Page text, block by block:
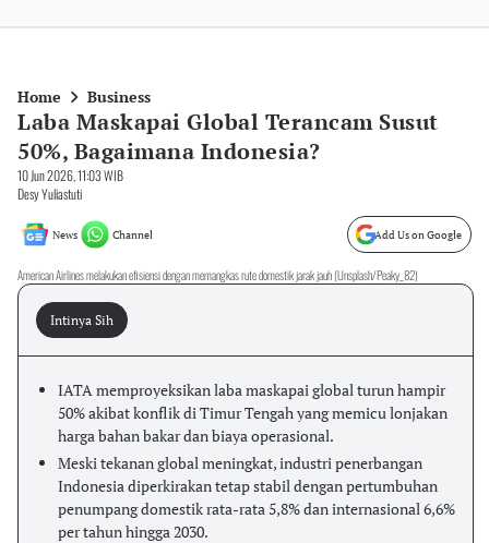
Home Business
Laba Maskapai Global Terancam Susut
50%, Bagaimana Indonesia?
10 Jun 2026, 11:03 WIB
Desy Yuliastuti
News Channel Add Us on Google
American Airlines melakukan efisiensi dengan memangkas rute domestik jarak jauh (Unsplash/Peaky_82)
Intinya Sih
IATA memproyeksikan laba maskapai global turun hampir
50% akibat konflik di Timur Tengah yang memicu lonjakan
harga bahan bakar dan biaya operasional.
Meski tekanan global meningkat, industri penerbangan
Indonesia diperkirakan tetap stabil dengan pertumbuhan
penumpang domestik rata-rata 5,8% dan internasional 6,6%
per tahun hingga 2030.